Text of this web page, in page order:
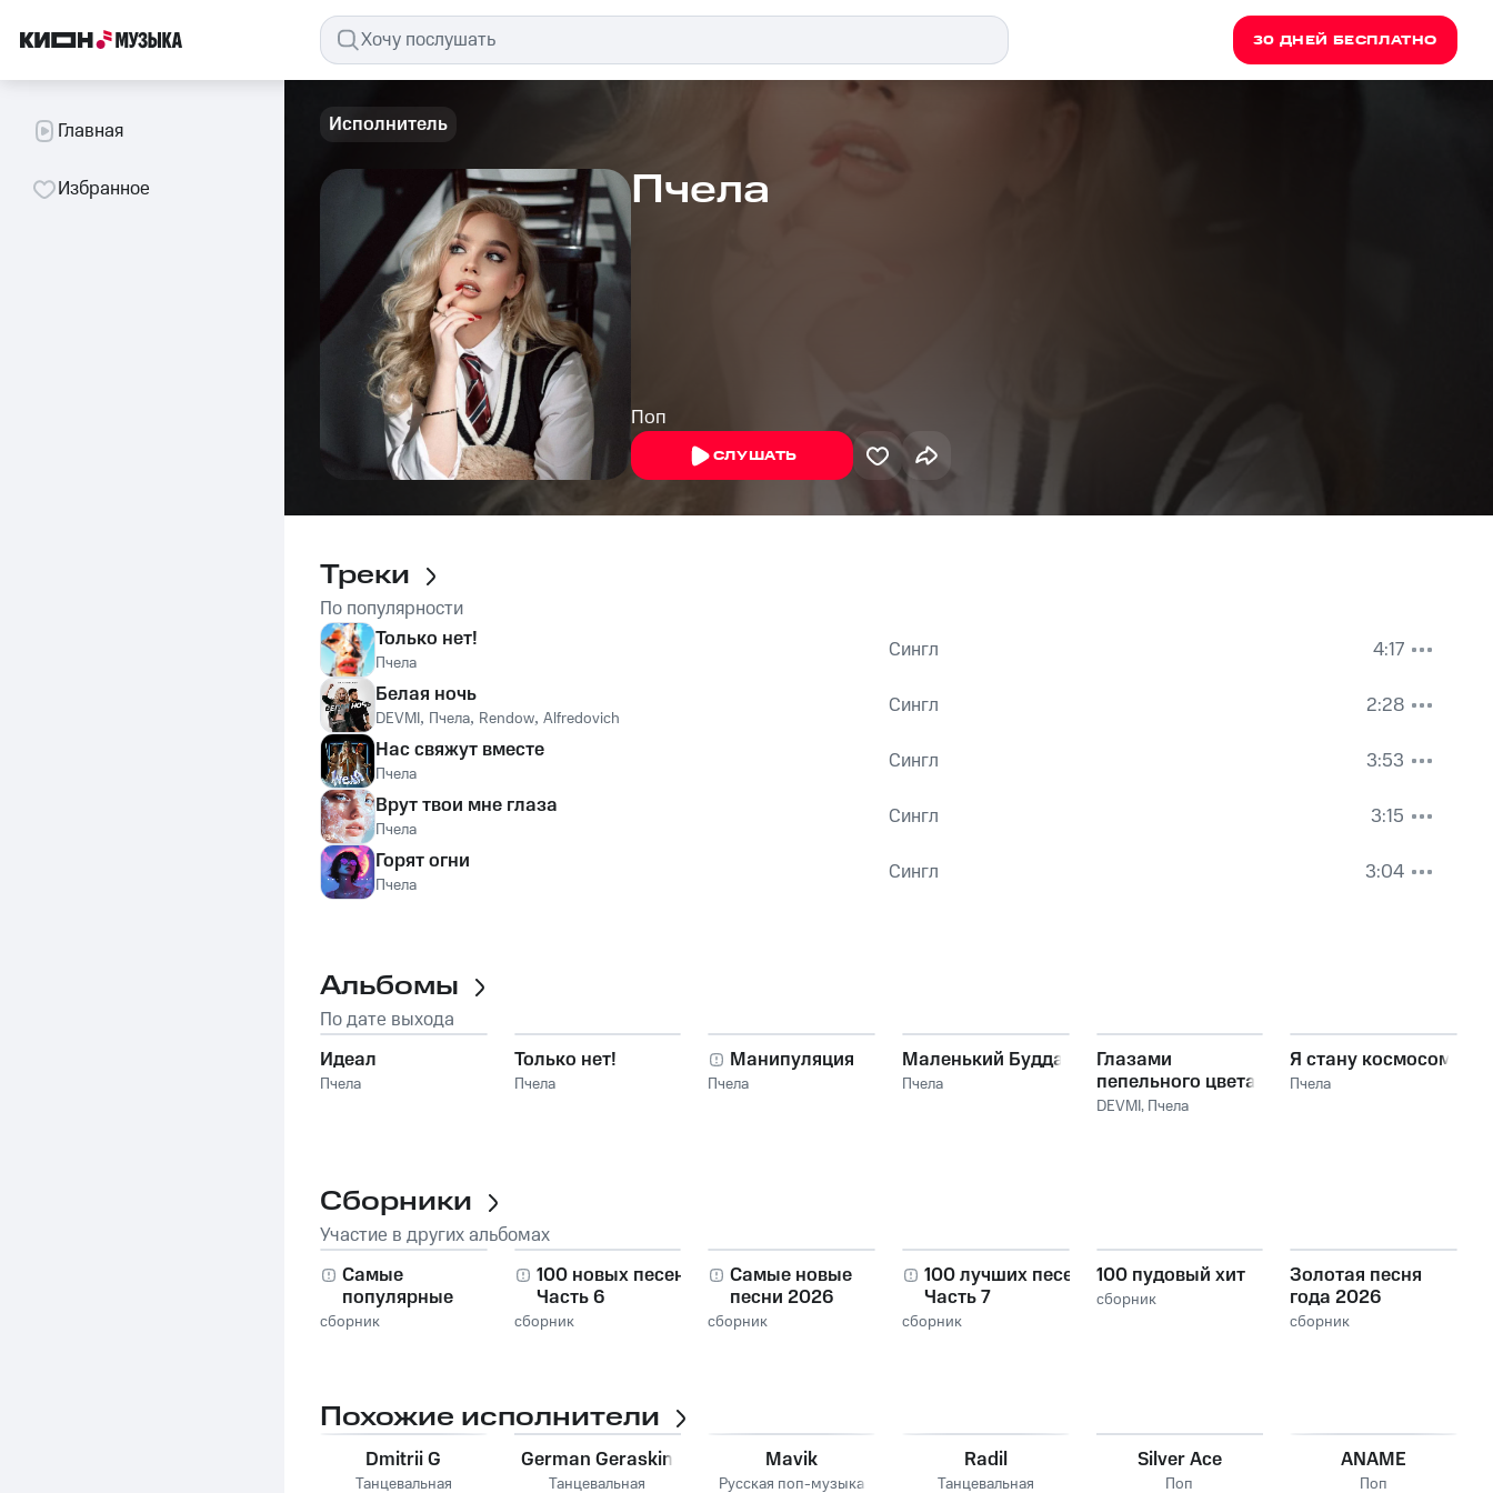
30 ДНЕЙ БЕСПЛАТНО
Главная
Избранное
Исполнитель
Пчела
Поп
СЛУШАТЬ
Треки
По популярности
Только нет!
Пчела Сингл
4:17
Белая ночь
DEVMI, Пчела, Rendow, Alfredovich Сингл
2:28
Нас свяжут вместе
Пчела Сингл
3:53
Врут твои мне глаза
Пчела Сингл
3:15
Горят огни
Пчела Сингл 3:04
Альбомы
По дате выхода
Идеал
Пчела
Только нет!
Пчела
Манипуляция
Пчела
Маленький Будда
Пчела
Глазами
пепельного цвета
DEVMI, Пчела
Я стану космосом
Пчела
Сборники
Участие в других альбомах
Самые
популярные
песни за 10 лет
сборник
100 новых песен,
Часть 6
сборник
Самые новые
песни 2026
сборник
100 лучших песен,
Часть 7
сборник
100 пудовый хит
сборник
Золотая песня
года 2026
сборник
Похожие исполнители
Dmitrii G
Танцевальная
German Geraskin
Танцевальная
Mavik
Русская поп-музыка
Radil
Танцевальная
Silver Ace
Поп
ANAME
Поп